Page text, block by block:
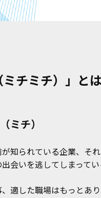
チミチ）」とは
ミチ）
知られている企業、そ
会いを逃してしまって
適した職場はもっとあり